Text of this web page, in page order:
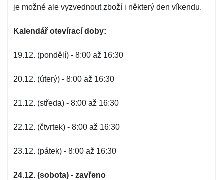
je možné ale vyzvednout zboží i některý den víkendu.
Kalendář otevírací doby:
19.12. (pondělí) - 8:00 až 16:30
20.12. (úterý) - 8:00 až 16:30
21.12. (středa) - 8:00 až 16:30
22.12. (čtvrtek) - 8:00 až 16:30
23.12. (pátek) - 8:00 až 16:30
24.12. (sobota) - zavřeno